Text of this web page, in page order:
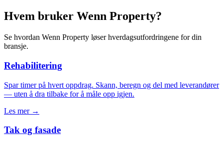
Hvem bruker Wenn Property?
Se hvordan Wenn Property løser hverdagsutfordringene for din
bransje.
Rehabilitering
Spar timer på hvert oppdrag. Skann, beregn og del med leverandører
— uten å dra tilbake for å måle opp igjen.
Les mer →
Tak og fasade